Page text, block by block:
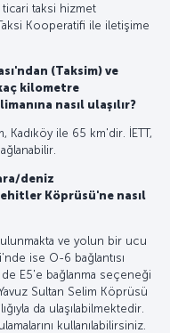
ticari taksi hizmet
Kooperatifi ile iletişime
(Taksim) ve
kilometre
nasıl ulaşılır?
Kadıköy ile 65 km'dir. İETT,
deniz
Köprüsü'ne nasıl
ve yolun bir ucu
ise O-6 bağlantısı
E5'e bağlanma seçeneği
Sultan Selim Köprüsü
da ulaşılabilmektedir.
kullanılabilirsiniz.